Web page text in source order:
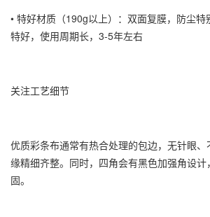
• 特好材质（190g以上）：双面复膜，防尘
特好，使用周期长，3-5年左右
关注工艺细节
优质彩条布通常有热合处理的包边，无针眼
缘精细齐整。同时，四角会有黑色加强角设
固。